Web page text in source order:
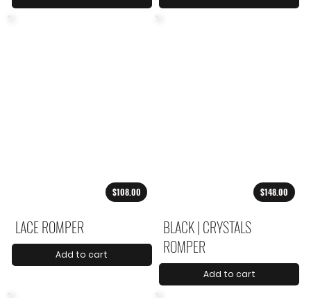
$108.00
LACE ROMPER
Add to cart
$148.00
BLACK | CRYSTALS
ROMPER
Add to cart